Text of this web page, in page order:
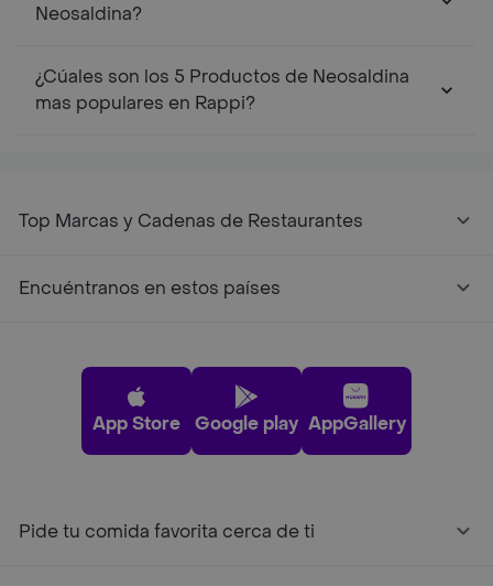
Neosaldina?
¿Cúales son los 5 Productos de Neosaldina
mas populares en Rappi?
Top Marcas y Cadenas de Restaurantes
Encuéntranos en estos países
App Store Google play AppGallery
Pide tu comida favorita cerca de ti